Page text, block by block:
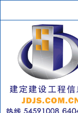
铝扣版 [采购中]
消防水泵接合器 [采购中]
防雷接地 [采购中]
工控电器 [采购中]
消防火警 [采购中]
防雷接地
[采购中]
电线电缆 [采购中]